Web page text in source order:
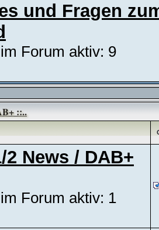
und Fragen
Forum aktiv: 9
::..
2 News / DAB+
Forum aktiv: 1